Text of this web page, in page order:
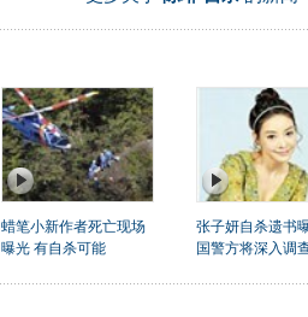
蜡笔小新作者死亡现场
曝光 有自杀可能
张子妍自杀遗书
国警方将深入调